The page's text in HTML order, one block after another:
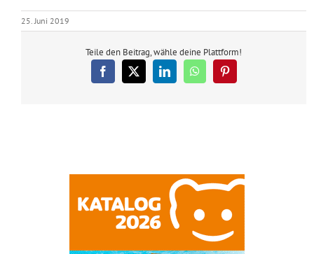
25. Juni 2019
Teile den Beitrag, wähle deine Plattform!
Facebook
X LinkedInWhatsAppPinterest